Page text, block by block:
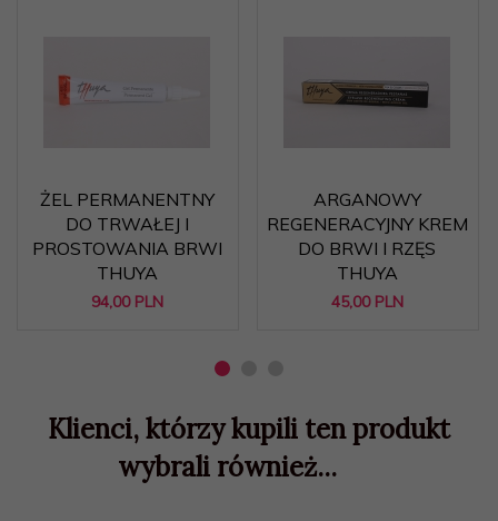
ŻEL PERMANENTNY
DO TRWAŁEJ I
PROSTOWANIA BRWI
THUYA
94,00 PLN
ARGANOWY
REGENERACYJNY KREM
DO BRWI I RZĘS
THUYA
45,00 PLN
Klienci, którzy kupili ten produkt
wybrali również...